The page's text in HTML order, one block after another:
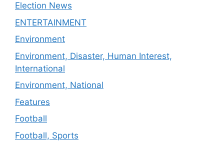
Election News
ENTERTAINMENT
Environment
Environment, Disaster, Human Interest,
International
Environment, National
Features
Football
Football, Sports